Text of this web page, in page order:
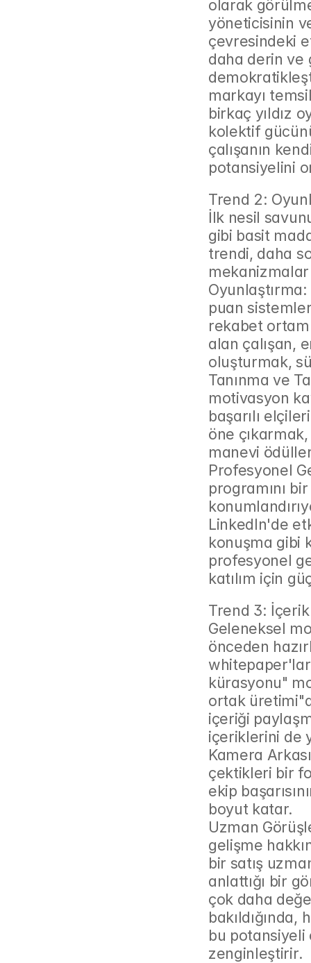
olarak
yöneticisinin
çevresindeki
daha derin ve
markayı
birkaç yıldız
kolektif
çalışanın
potansiyelini
Trend 2:
İlk nesil
gibi basit
trendi, daha
puan
rekabet
alan çalışan,
oluşturmak,
Tanınma ve
motivasyon
başarılı
öne
manevi
Profesyonel
programını
LinkedIn'de
konuşma gibi
profesyonel
katılım için
Trend 3:
Geleneksel
önceden
kürasyonu"
ortak
içeriği
içeriklerini de
Kamera
çektikleri bir
ekip
boyut katar.
Uzman
gelişme
bir satış
anlattığı bir
çok daha
bu potansiyeli
zenginleştirir.